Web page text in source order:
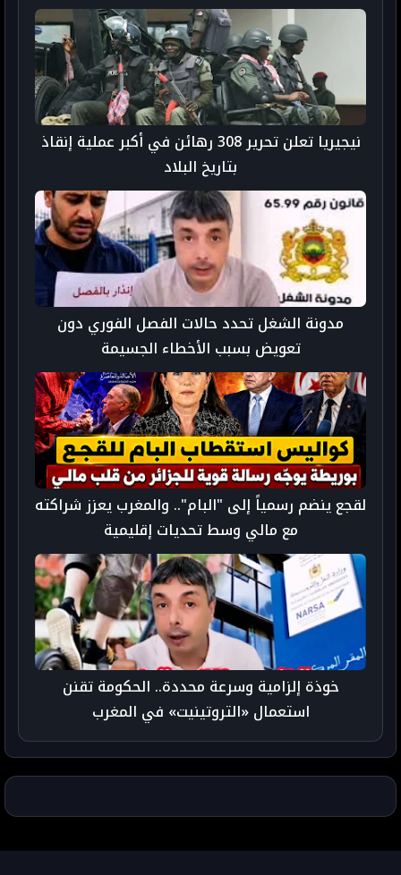
نيجيريا تعلن تحرير 308 رهائن في أكبر عملية إنقاذ
بتاريخ البلاد
مدونة الشغل تحدد حالات الفصل الفوري دون
تعويض بسبب الأخطاء الجسيمة
لقجع ينضم رسمياً إلى "البام".. والمغرب يعزز شراكته
مع مالي وسط تحديات إقليمية
خوذة إلزامية وسرعة محددة.. الحكومة تقنن
استعمال «التروتينيت» في المغرب